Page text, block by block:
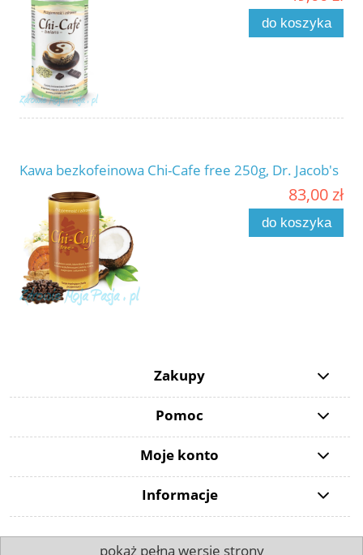
do koszyka
Kawa bezkofeinowa Chi-Cafe free 250g, Dr. Jacob's
83,00 zł
do koszyka
Zakupy
Pomoc
Moje konto
Informacje
pokaż pełną wersję strony